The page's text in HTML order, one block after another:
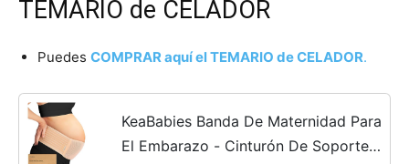
TEMARIO de CELADOR
Puedes COMPRAR aquí el TEMARIO de CELADOR.
KeaBabies Banda De Maternidad Para
El Embarazo - Cinturón De Soporte